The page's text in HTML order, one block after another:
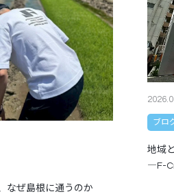
なぜ島根に通うのか
ブロ
地域
―F-